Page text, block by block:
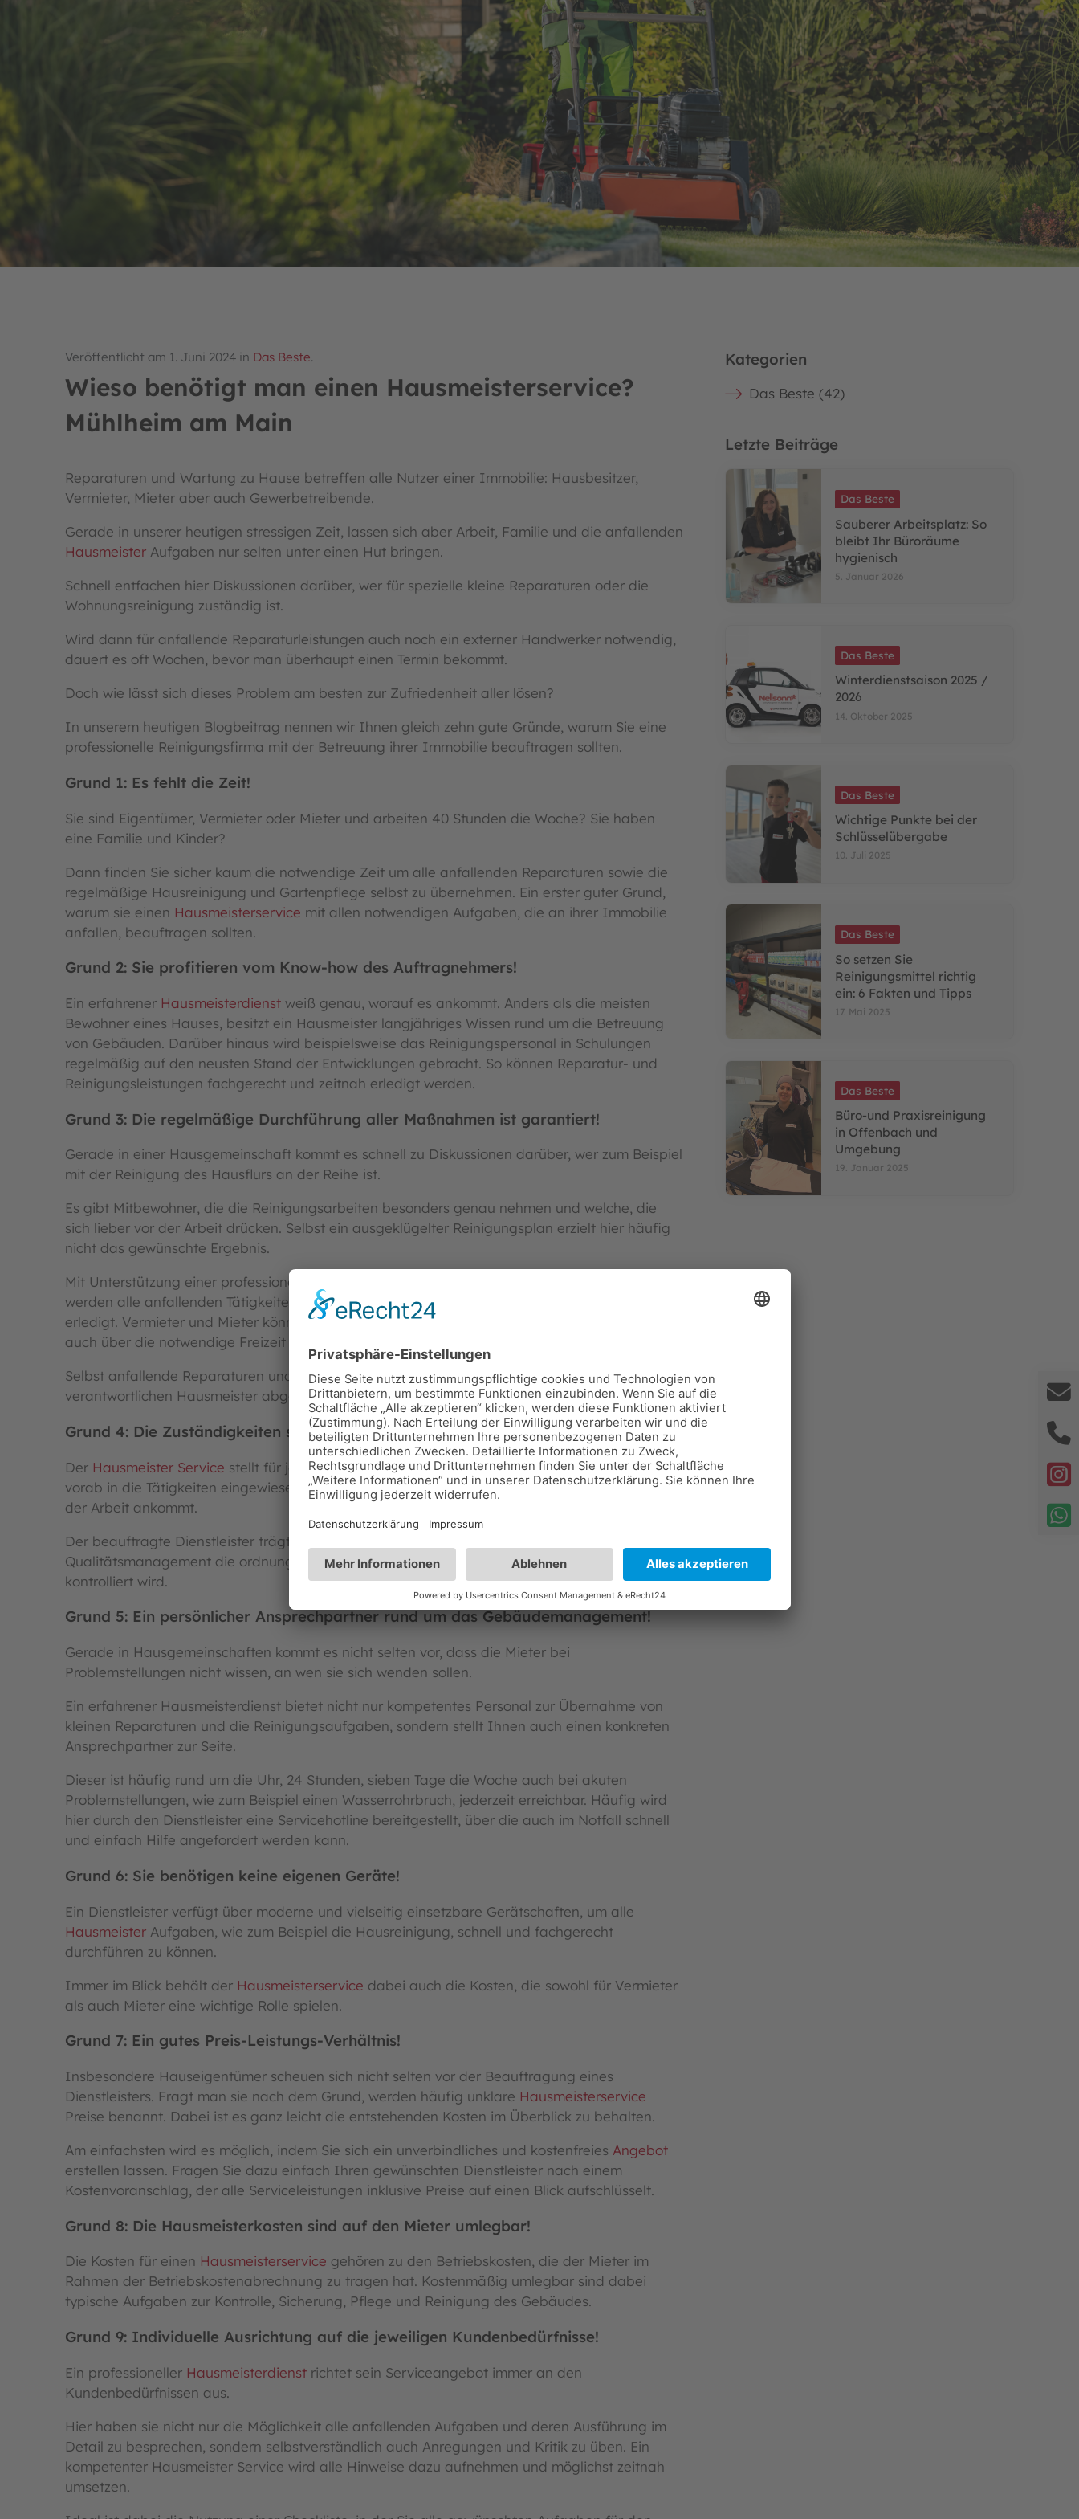
Veröffentlicht am 1. Juni 2024 in Das Beste.
Wieso benötigt man einen Hausmeisterservice?
Mühlheim am Main
Reparaturen und Wartung zu Hause betreffen alle Nutzer einer Immobilie: Hausbesitzer,
Vermieter, Mieter aber auch Gewerbetreibende.
Gerade in unserer heutigen stressigen Zeit, lassen sich aber Arbeit, Familie und die anfallenden
HausmeisterAufgaben nur selten unter einen Hut bringen.
Schnell entfachen hier Diskussionen darüber, wer für spezielle kleine Reparaturen oder die
Wohnungsreinigung zuständig ist.
Wird dann für anfallende Reparaturleistungen auch noch ein externer Handwerker notwendig,
dauert es oft Wochen, bevor man überhaupt einen Termin bekommt.
Doch wie lässt sich dieses Problem am besten zur Zufriedenheit aller lösen?
In unserem heutigen Blogbeitrag nennen wir Ihnen gleich zehn gute Gründe, warum Sie eine
professionelle Reinigungsfirma mit der Betreuung ihrer Immobilie beauftragen sollten.
Grund 1: Es fehlt die Zeit!
Sie sind Eigentümer, Vermieter oder Mieter und arbeiten 40 Stunden die Woche? Sie haben
eine Familie und Kinder?
Dann finden Sie sicher kaum die notwendige Zeit um alle anfallenden Reparaturen sowie die
regelmäßige Hausreinigung und Gartenpflege selbst zu übernehmen. Ein erster guter Grund,
warum sie einen Hausmeisterservice mit allen notwendigen Aufgaben, die an ihrer Immobilie
anfallen, beauftragen sollten.
Grund 2: Sie profitieren vom Know-how des Auftragnehmers!
Ein erfahrener Hausmeisterdienstweiß genau, worauf es ankommt. Anders als die meisten
Bewohner eines Hauses, besitzt ein Hausmeister langjähriges Wissen rund um die Betreuung
von Gebäuden. Darüber hinaus wird beispielsweise das Reinigungspersonal in Schulungen
regelmäßig auf den neusten Stand der Entwicklungen gebracht. So können Reparatur- und
Reinigungsleistungen fachgerecht und zeitnah erledigt werden.
Grund 3: Die regelmäßige Durchführung aller Maßnahmen ist garantiert!
Gerade in einer Hausgemeinschaft kommt es schnell zu Diskussionen darüber, wer zum Beispiel
mit der Reinigung des Hausflurs an der Reihe ist.
Es gibt Mitbewohner, die die Reinigungsarbeiten besonders genau nehmen und welche, die
sich lieber vor der Arbeit drücken. Selbst ein ausgeklügelter Reinigungsplan erzielt hier häufig
nicht das gewünschte Ergebnis.
Mit Unterstützung einer professionellen Reinigungsfirma sowie
werden alle anfallenden Tätigkeiten in einen Putzplan erfasst und zu festgelegten Zeiten
erledigt. Vermieter und Mieter können sich gleichermaßen, sowohl über ein sauberes Haus, als
auch über die notwendige Freizeit freuen.
Selbst anfallende Reparaturen und Wartung zu Hause können bequem an den
verantwortlichen Hausmeister abgegeben werden.
Grund 4: Die Zuständigkeiten sind klar geregelt!
Der Hausmeister Service stellt für jedes Objekt verantwortliches Personal zur Verfügung, das
vorab in die Tätigkeiten eingewiesen wird und nach der Startphase genau weiß, worauf es bei
der Arbeit ankommt.
Der beauftragte Dienstleister trägt darüber hinaus Sorge, dass über das unternehmenseigene
Qualitätsmanagement die ordnungsgemäße Durchführung aller Maßnahmen regelmäßig
kontrolliert wird.
Grund 5: Ein persönlicher Ansprechpartner rund um das Gebäudemanagement!
Gerade in Hausgemeinschaften kommt es nicht selten vor, dass die Mieter bei
Problemstellungen nicht wissen, an wen sie sich wenden sollen.
Ein erfahrener Hausmeisterdienst bietet nicht nur kompetentes Personal zur Übernahme von
kleinen Reparaturen und die Reinigungsaufgaben, sondern stellt Ihnen auch einen konkreten
Ansprechpartner zur Seite.
Dieser ist häufig rund um die Uhr, 24 Stunden, sieben Tage die Woche auch bei akuten
Problemstellungen, wie zum Beispiel einen Wasserrohrbruch, jederzeit erreichbar. Häufig wird
hier durch den Dienstleister eine Servicehotline bereitgestellt, über die auch im Notfall schnell
und einfach Hilfe angefordert werden kann.
Grund 6: Sie benötigen keine eigenen Geräte!
Ein Dienstleister verfügt über moderne und vielseitig einsetzbare Gerätschaften, um alle
Hausmeister Aufgaben, wie zum Beispiel die Hausreinigung, schnell und fachgerecht
durchführen zu können.
Immer im Blick behält der Hausmeisterservice dabei auch die Kosten, die sowohl für Vermieter
als auch Mieter eine wichtige Rolle spielen.
Grund 7: Ein gutes Preis-Leistungs-Verhältnis!
Insbesondere Hauseigentümer scheuen sich nicht selten vor der Beauftragung eines
Dienstleisters. Fragt man sie nach dem Grund, werden häufig unklare Hausmeisterservice
Preise benannt. Dabei ist es ganz leicht die entstehenden Kosten im Überblick zu behalten.
Am einfachsten wird es möglich, indem Sie sich ein unverbindliches und kostenfreies Angebot
erstellen lassen. Fragen Sie dazu einfach Ihren gewünschten Dienstleister nach einem
Kostenvoranschlag, der alle Serviceleistungen inklusive Preise auf einen Blick aufschlüsselt.
Grund 8: Die Hausmeisterkosten sind auf den Mieter umlegbar!
Die Kosten für einen Hausmeisterservice gehören zu den Betriebskosten, die der Mieter im
Rahmen der Betriebskostenabrechnung zu tragen hat. Kostenmäßig umlegbar sind dabei
typische Aufgaben zur Kontrolle, Sicherung, Pflege und Reinigung des Gebäudes.
Grund 9: Individuelle Ausrichtung auf die jeweiligen Kundenbedürfnisse!
Ein professioneller Hausmeisterdienstrichtet sein Serviceangebot immer an den
Kundenbedürfnissen aus.
Hier haben sie nicht nur die Möglichkeit alle anfallenden Aufgaben und deren Ausführung im
Detail zu besprechen, sondern selbstverständlich auch Anregungen und Kritik zu üben. Ein
kompetenter Hausmeister Service wird alle Hinweise dazu aufnehmen und möglichst zeitnah
umsetzen.
Kategorien
Das Beste (42)
Letzte Beiträge
Das Beste
Sauberer Arbeitsplatz: So
bleibt Ihr Büroräume
hygienisch
5. Januar 2026
Das Beste
Winterdienstsaison 2025 /
2026
14. Oktober 2025
Das Beste
Wichtige Punkte bei der
Schlüsselübergabe
10. Juli 2025
Das Beste
So setzen Sie
Reinigungsmittel richtig
ein: 6 Fakten und Tipps
17. Mai 2025
Das Beste
Büro-und Praxisreinigung
in Offenbach und
Umgebung
19. Januar 2025